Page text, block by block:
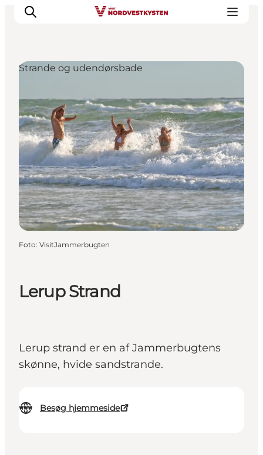
Feriesteder
Inspiration
Handicapvenlig ferie
Events
Overnatning
Planlæg din ferie
Lerup Strand
Lerup strand er en af Jammerbugtens
skønne, hvide sandstrande.
Besøg hjemmeside
Strande og udendørsbade
Foto: VisitJammerbugten